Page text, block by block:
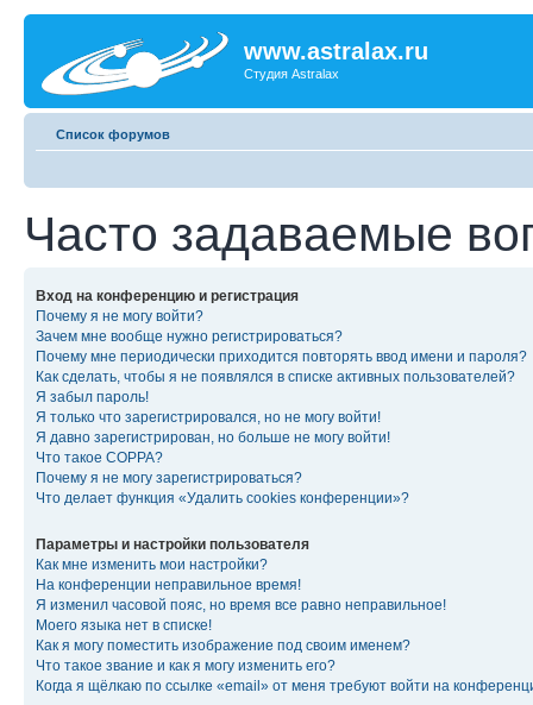
www.astralax.ru
Студия Astralax
Список форумов
Часто задаваемые
Вход на конференцию и регистрация
Почему я не могу войти?
Зачем мне вообще нужно регистрироваться?
Почему мне периодически приходится повторять ввод имени и пароля?
Как сделать, чтобы я не появлялся в списке активных пользователей?
Я забыл пароль!
Я только что зарегистрировался, но не могу войти!
Я давно зарегистрирован, но больше не могу войти!
Что такое COPPA?
Почему я не могу зарегистрироваться?
Что делает функция «Удалить cookies конференции»?
Параметры и настройки пользователя
Как мне изменить мои настройки?
На конференции неправильное время!
Я изменил часовой пояс, но время все равно неправильное!
Моего языка нет в списке!
Как я могу поместить изображение под своим именем?
Что такое звание и как я могу изменить его?
Когда я щёлкаю по ссылке «email» от меня требуют войти на